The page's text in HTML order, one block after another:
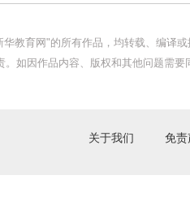
华教育网"的所有作品，均转载、编译
如因作品内容、版权和其他问题需
关于我们 免责